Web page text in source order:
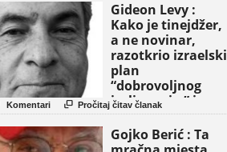
Gideon Levy :
Kako je tinejdžer,
a ne novinar,
razotkrio izraelski
plan
“dobrovoljnog
iseljavanja ” iz
Gaze
Komentari  Pročitaj čitav članak
Gojko Berić : Ta